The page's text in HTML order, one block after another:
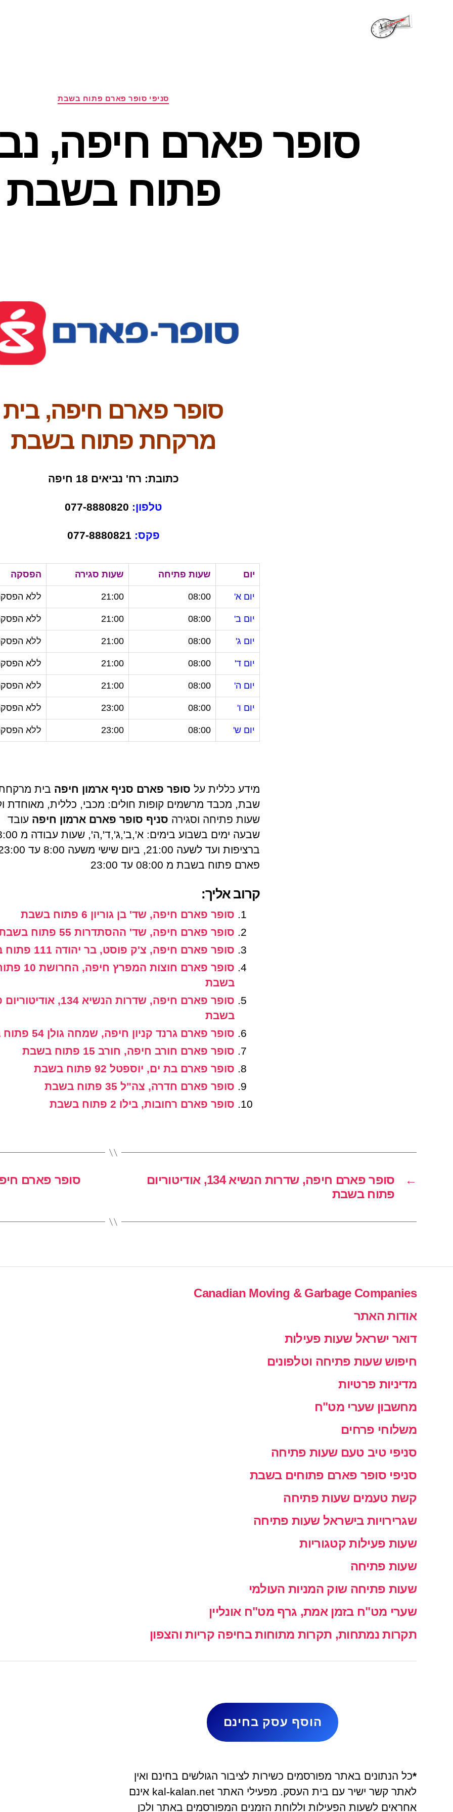
קטגוריות
סניפי סופר פארם פתוח בשבת
פתוח בשבת
סופר פארם חיפה, בית
מרקחת פתוח בשבת
כתובת: רח' נביאים 18 חיפה
טלפון: 077-8880820
פקס: 077-8880821
יום שעות פתיחה שעות סגירה הפסקה
יום א' 08:00
21:00 ללא
יום ב' 08:00
21:00 ללא
יום ג' 08:00
21:00 ללא
יום ד' 08:00
21:00 ללא
יום ה' 08:00
21:00 ללא
יום ו' 08:00
23:00 ללא
יום ש' 08:00
23:00 ללא
מידע כללית על סופר פארם סניף ארמון חיפה בית מרקחת
שבת, מכבד מרשמים קופות חולים: מכבי, כללית, מאוחדת
שעות פתיחה וסגירה סניף סופר פארם ארמון חיפה עובד
שבעה ימים בשבוע בימים: א',ב',ג',ד',ה',
פארם פתוח בשבת מ 08:00 עד 23:00
קרוב אליך:
סופר פארם חיפה, שד' בן גוריון 6 פתוח בשבת
סופר פארם חיפה, שד' ההסתדרות 55 פתוח בשבת
סופר פארם חיפה, צ'ק פוסט, בר יהודה 111 פתוח בשבת
סופר פארם חוצות המפרץ חיפה,
בשבת
סופר פארם חיפה, שדרות הנשיא 134,
בשבת
סופר פארם גרנד קניון חיפה, שמחה גולן 54 פתוח בשבת
סופר פארם חורב חיפה, חורב 15 פתוח בשבת
סופר פארם בת ים, יוספטל 92 פתוח בשבת
סופר פארם חדרה, צה"ל 35 פתוח בשבת
סופר פארם רחובות, בילו 2 פתוח בשבת
←
סופר פארם חיפה, שדרות הנשיא 134, אודיטוריום
פתוח בשבת
Canadian Moving & Garbage Companies
אודות האתר
דואר ישראל שעות פעילות
חיפוש שעות פתיחה וטלפונים
מדיניות פרטיות
מחשבון שערי מט"ח
משלוחי פרחים
סניפי טיב טעם שעות פתיחה
סניפי סופר פארם פתוחים בשבת
קשת טעמים שעות פתיחה
שגרירויות בישראל שעות פתיחה
שעות פעילות קטגוריות
שעות פתיחה
שעות פתיחה שוק המניות העולמי
שערי מט"ח בזמן אמת, גרף מט"ח אונליין
תקרות נמתחות, תקרות מתוחות בחיפה קריות והצפון
הוסף עסק בחינם
*כל הנתונים באתר מפורסמים כשירות לציבור הגולשים בחינם ואין
לאתר קשר ישיר עם בית העסק. מפעילי האתר kal-kalan.net אינם
אחראים לשעות הפעילות וללוחת הזמנים המפורסמים באתר ולכן